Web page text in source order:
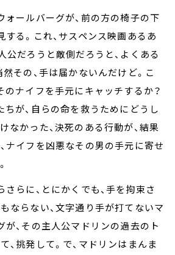
ォールバーグが、前の方の椅子の下
する。これ、サスペンス映画あるあ
公だろうと敵側だろうと、よくある
然その、手は届かないんだけど。こ
のナイフを手元にキャッチするか？
ちが、自らの命を救うためにどうし
なかった、決死のある行動が、結果
ナイフを凶悪なその男の手元に寄せ
さらに、とにかくでも、手を拘束さ
ならない、文字通り手が打てないマ
が、その主人公マドリンの過去のト
、挑発して。で、マドリンはまんま